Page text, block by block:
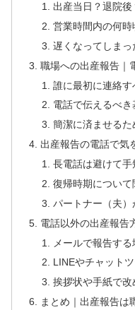
出産当日？退院
営業時間内の何時
遅くなってしま
職場への出産報告｜
誰に最初に連絡
電話で伝えるべき
簡潔に済ませるた
出産報告の電話で気
長電話は避けて手
復帰時期につい
パートナー（夫
電話以外の出産報告
メールで報告する
LINEやチャット
挨拶状や手紙で
まとめ｜出産報告は